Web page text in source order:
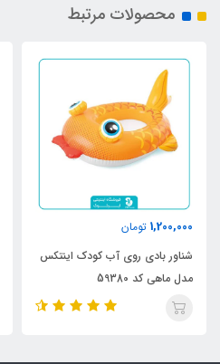
محصولات مرتبط
1,200,000 تومان
شناور بادی روی آب کودک اینتکس
مدل ماهی کد 59380